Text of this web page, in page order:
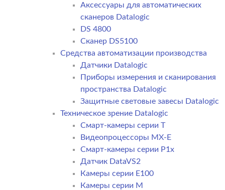
Аксессуары для автоматических
сканеров Datalogic
DS 4800
Сканер DS5100
Средства автоматизации производства
Датчики Datalogic
Приборы измерения и сканирования
пространства Datalogic
Защитные световые завесы Datalogic
Техническое зрение Datalogic
Смарт-камеры серии T
Видеопроцессоры MX-E
Смарт-камеры серии P1x
Датчик DataVS2
Камеры серии E100
Камеры серии M